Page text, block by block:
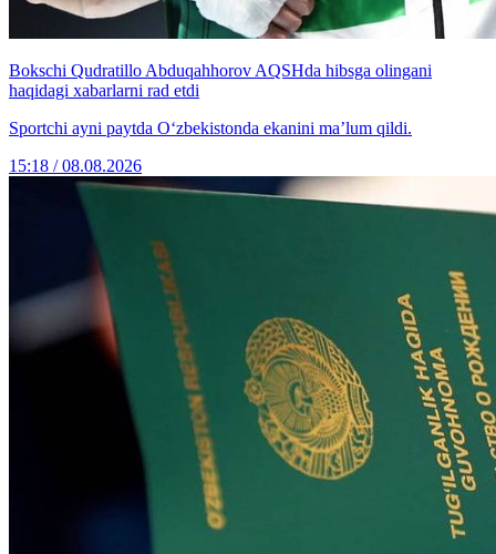
Bokschi Qudratillo Abduqahhorov AQSHda hibsga olingani
haqidagi xabarlarni rad etdi
Sportchi ayni paytda O‘zbekistonda ekanini ma’lum qildi.
15:18 / 08.08.2026